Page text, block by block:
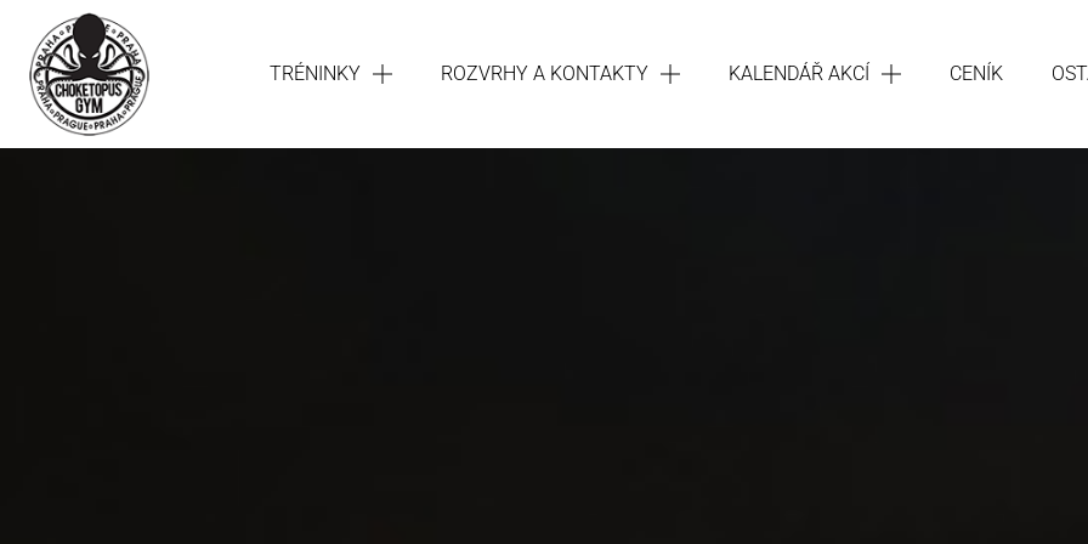
TRÉNINKY ROZVRHY A KONTAKTY KALENDÁŘ AKCÍ CENÍK